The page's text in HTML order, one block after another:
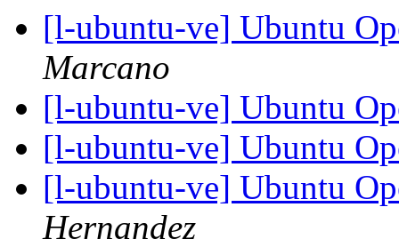
[l-ubuntu-ve] Ubuntu
Marcano
[l-ubuntu-ve] Ubuntu
[l-ubuntu-ve] Ubuntu
[l-ubuntu-ve] Ubuntu
Hernandez